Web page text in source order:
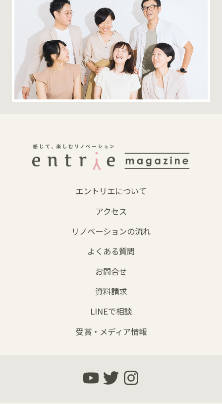
エントリエについて
アクセス
リノベーションの流れ
よくある質問
お問合せ
資料請求
LINEで相談
受賞・メディア情報